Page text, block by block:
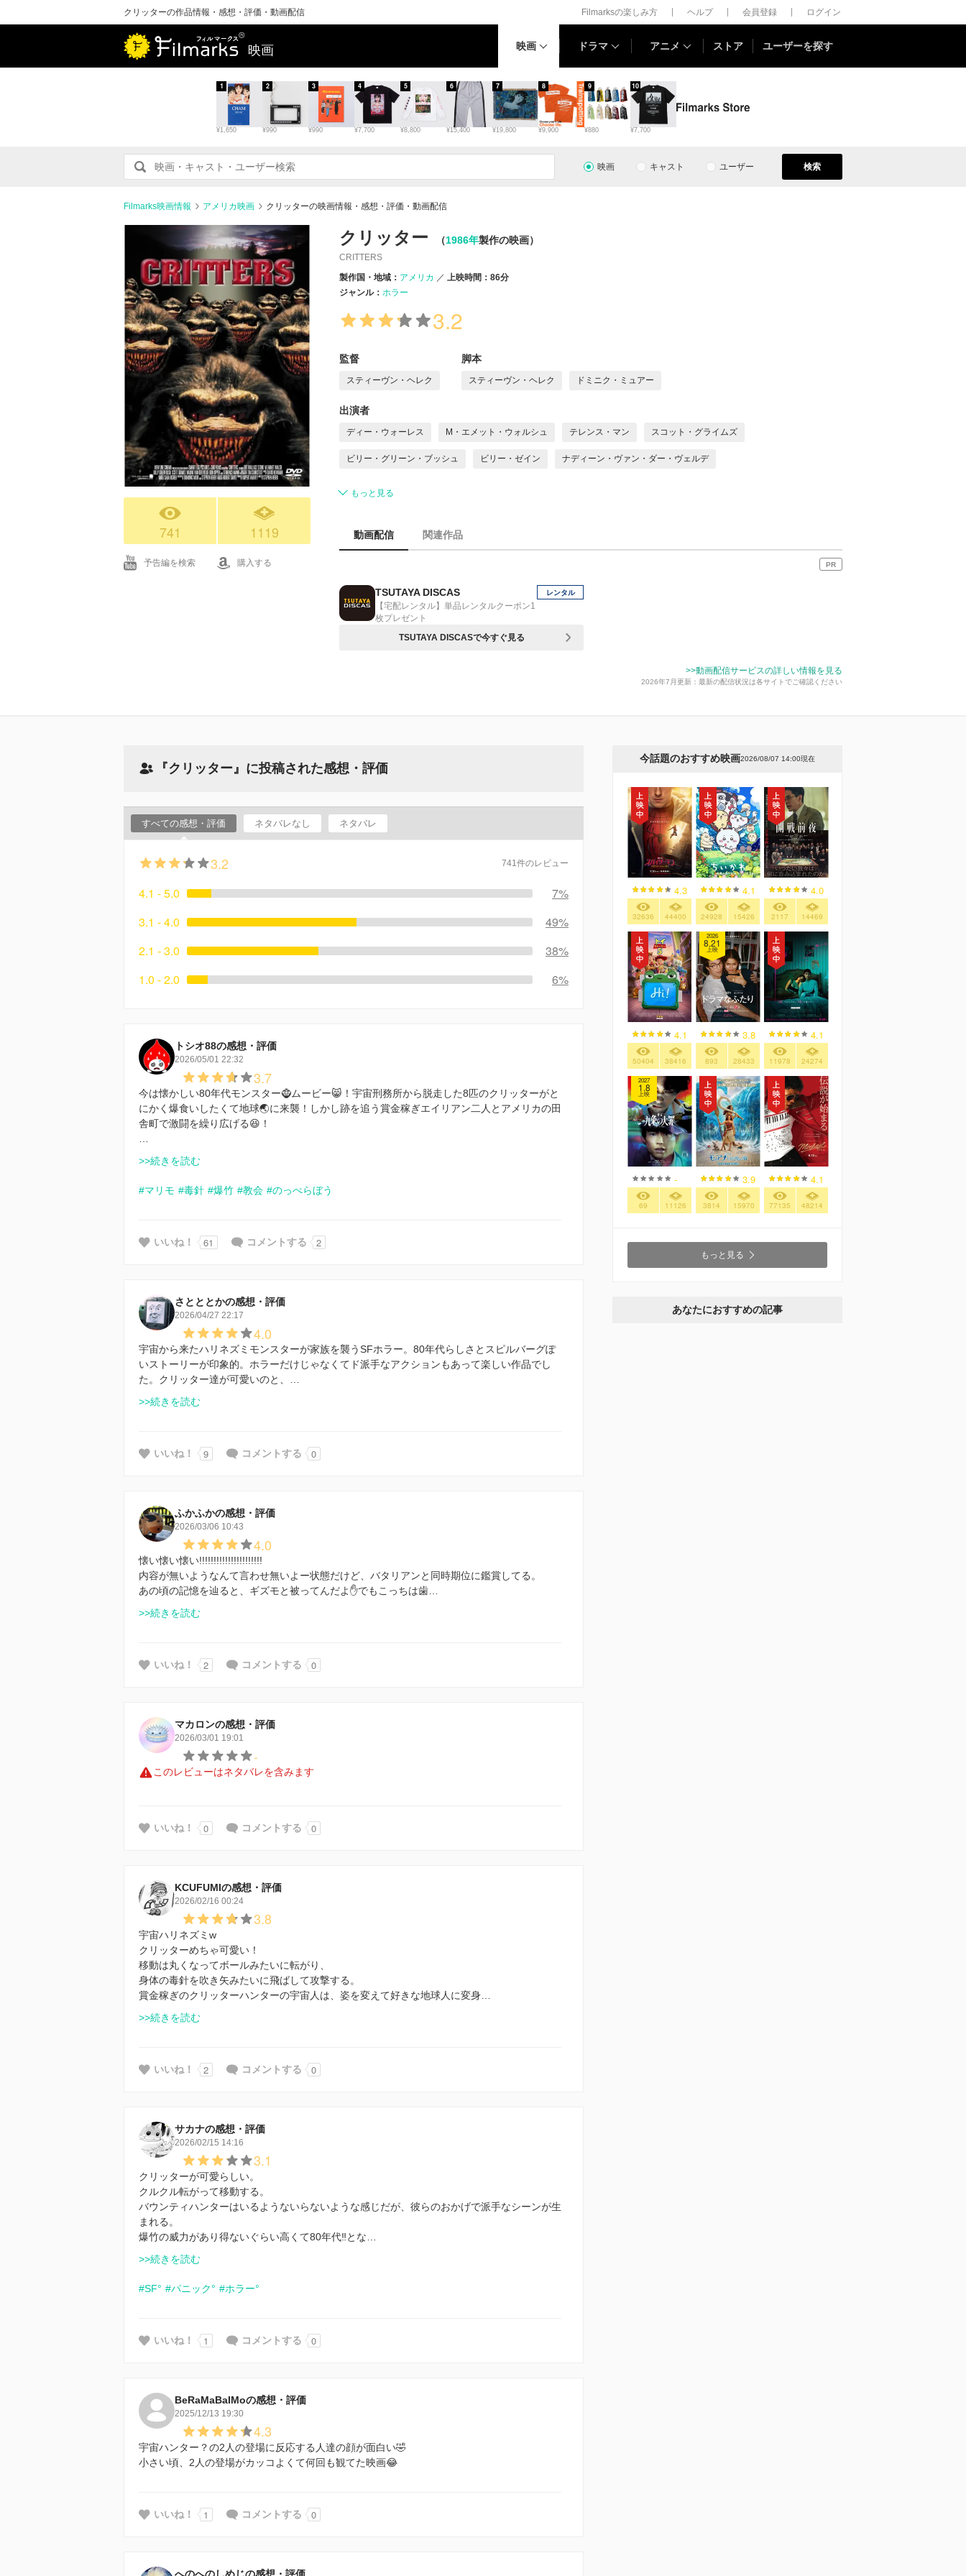
クリッターの作品情報・感想・評価・動画配信 Filmarksの楽しみ方 ヘルプ 会員登録 ログイン
映画 映画 ドラマ アニメ ストア ユーザーを探す
¥1,650
1
¥990
2
¥990
3
¥7,700
4
¥8,800
5
¥15,400
6
¥19,800
7
¥9,900
8
¥880
9
¥7,700
10
映画 キャスト ユーザー 検索
Filmarks映画情報 アメリカ映画 クリッターの映画情報・感想・評価・動画配信
741 1119
予告編を検索 購入する
クリッター （1986年製作の映画）
CRITTERS
製作国・地域： アメリカ
上映時間：86分
ジャンル： ホラー
3.2
監督
スティーヴン・ヘレク
脚本
スティーヴン・ヘレク ドミニク・ミュアー
出演者
ディー・ウォーレス M・エメット・ウォルシュ テレンス・マン スコット・グライムズ
ビリー・グリーン・ブッシュ ビリー・ゼイン ナディーン・ヴァン・ダー・ヴェルデ
もっと見る
動画配信 関連作品
PR
TSUTAYA DISCAS
【宅配レンタル】単品レンタルクーポン1
枚プレゼント
レンタル
TSUTAYA DISCASで今すぐ見る
>>動画配信サービスの詳しい情報を見る
2026年7月更新：最新の配信状況は各サイトでご確認ください
『クリッター』に投稿された感想・評価
すべての感想・評価 ネタバレなし ネタバレ
3.2 741件のレビュー
4.1 - 5.0
7%
3.1 - 4.0
49%
2.1 - 3.0
38%
1.0 - 2.0
6%
トシオ88の感想・評価
2026/05/01 22:32
3.7
今は懐かしい80年代モンスター🧌ムービー😸！宇宙刑務所から脱走した8匹のクリッターがと
にかく爆食いしたくて地球🌏に来襲！しかし跡を追う賞金稼ぎエイリアン二人とアメリカの田
舎町で激闘を繰り広げる😆！
>>続きを読む
#マリモ #毒針 #爆竹 #教会 #のっぺらぼう
いいね！ 61 コメントする 2
さとととかの感想・評価
2026/04/27 22:17
4.0
宇宙から来たハリネズミモンスターが家族を襲うSFホラー。80年代らしさとスピルバーグぽ
いストーリーが印象的。ホラーだけじゃなくてド派手なアクションもあって楽しい作品でし
た。クリッター達が可愛いのと、…
>>続きを読む
いいね！ 9 コメントする 0
ふかふかの感想・評価
2026/03/06 10:43
4.0
懐い懐い懐い!!!!!!!!!!!!!!!!!!!!!!
内容が無いようなんて言わせ無いよー状態だけど、バタリアンと同時期位に鑑賞してる。
あの頃の記憶を辿ると、ギズモと被ってんだよ✋でもこっちは歯…
>>続きを読む
いいね！ 2 コメントする 0
マカロンの感想・評価
2026/03/01 19:01
-
このレビューはネタバレを含みます
いいね！ 0 コメントする 0
KCUFUMIの感想・評価
2026/02/16 00:24
3.8
宇宙ハリネズミw
クリッターめちゃ可愛い！
移動は丸くなってボールみたいに転がり、
身体の毒針を吹き矢みたいに飛ばして攻撃する。
賞金稼ぎのクリッターハンターの宇宙人は、姿を変えて好きな地球人に変身…
>>続きを読む
いいね！ 2 コメントする 0
サカナの感想・評価
2026/02/15 14:16
3.1
クリッターが可愛らしい。
クルクル転がって移動する。
バウンティハンターはいるようないらないような感じだが、彼らのおかげで派手なシーンが生
まれる。
爆竹の威力があり得ないぐらい高くて80年代‼︎とな…
>>続きを読む
#SF° #パニック° #ホラー°
いいね！ 1 コメントする 0
BeRaMaBaIMoの感想・評価
2025/12/13 19:30
4.3
宇宙ハンター？の2人の登場に反応する人達の顔が面白い🤣
小さい頃、2人の登場がカッコよくて何回も観てた映画😂
いいね！ 1 コメントする 0
へのへのしめじの感想・評価
今話題のおすすめ映画2026/08/07 14:00現在
4.3
32636 44400
4.1
24928 15426
4.0
2117 14469
4.1
50404 38416
2026
8.21
上映
3.8
893 28433
4.1
11978 24274
2027
1.8
上映
-
69 11126
3.9
3814 15970
4.1
77135 48214
もっと見る
あなたにおすすめの記事